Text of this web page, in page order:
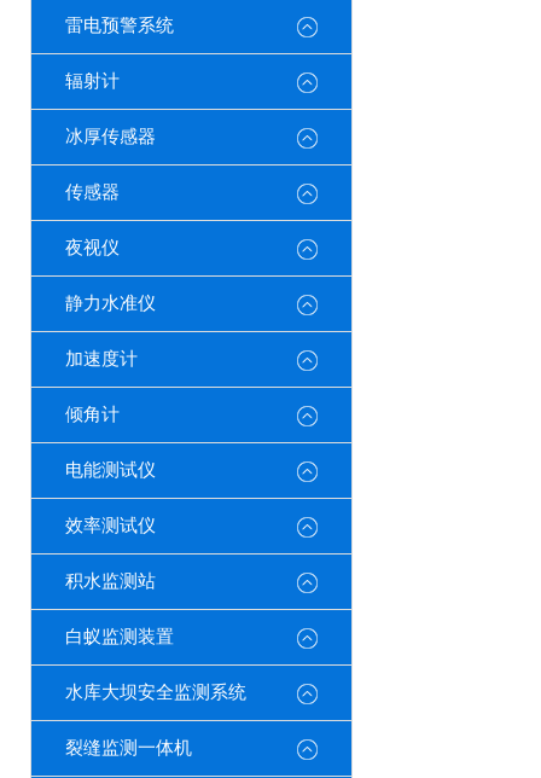
雷电预警系统
辐射计
冰厚传感器
传感器
夜视仪
静力水准仪
加速度计
倾角计
电能测试仪
效率测试仪
积水监测站
白蚁监测装置
水库大坝安全监测系统
裂缝监测一体机